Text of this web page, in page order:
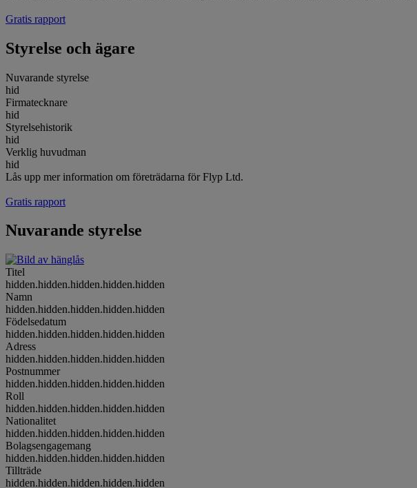
Gratis rapport
Styrelse och ägare
Nuvarande styrelse
hid
Firmatecknare
hid
Styrelsehistorik
hid
Verklig huvudman
hid
Lås upp mer information om företrädarna för Flyp Ltd.
Gratis rapport
Nuvarande styrelse
Titel
hidden.hidden.hidden.hidden.hidden
Namn
hidden.hidden.hidden.hidden.hidden
Födelsedatum
hidden.hidden.hidden.hidden.hidden
Adress
hidden.hidden.hidden.hidden.hidden
Postnummer
hidden.hidden.hidden.hidden.hidden
Roll
hidden.hidden.hidden.hidden.hidden
Nationalitet
hidden.hidden.hidden.hidden.hidden
Bolagsengagemang
hidden.hidden.hidden.hidden.hidden
Tillträde
hidden.hidden.hidden.hidden.hidden